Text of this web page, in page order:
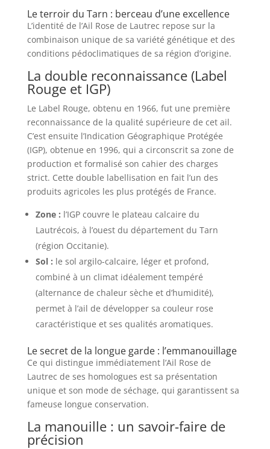
Le terroir du Tarn : berceau d’une excellence
L’identité de l’Ail Rose de Lautrec repose sur la
combinaison unique de sa variété génétique et des
conditions pédoclimatiques de sa région d’origine.
La double reconnaissance (Label
Rouge et IGP)
Le Label Rouge, obtenu en 1966, fut une première
reconnaissance de la qualité supérieure de cet ail.
C’est ensuite l’Indication Géographique Protégée
(IGP), obtenue en 1996, qui a circonscrit sa zone de
production et formalisé son cahier des charges
strict. Cette double labellisation en fait l’un des
produits agricoles les plus protégés de France.
Zone : l’IGP couvre le plateau calcaire du
Lautrécois, à l’ouest du département du Tarn
(région Occitanie).
Sol : le sol argilo-calcaire, léger et profond,
combiné à un climat idéalement tempéré
(alternance de chaleur sèche et d’humidité),
permet à l’ail de développer sa couleur rose
caractéristique et ses qualités aromatiques.
Le secret de la longue garde : l’emmanouillage
Ce qui distingue immédiatement l’Ail Rose de
Lautrec de ses homologues est sa présentation
unique et son mode de séchage, qui garantissent sa
fameuse longue conservation.
La manouille : un savoir-faire de
précision